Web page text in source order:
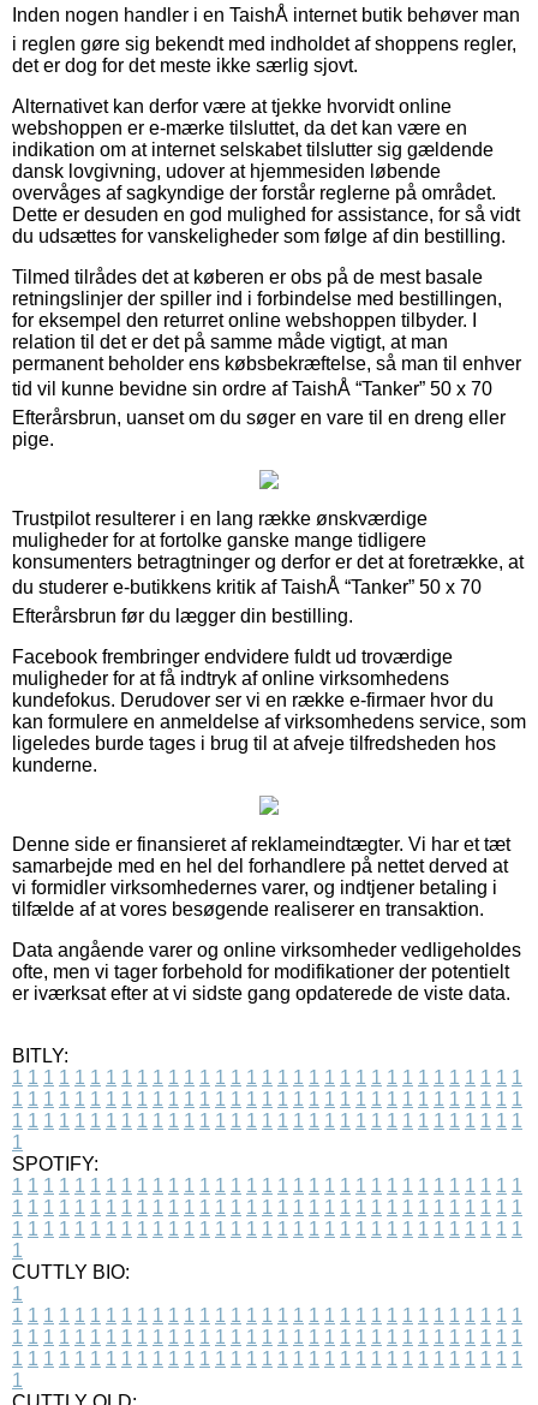
Inden nogen handler i en TaishÅ internet butik behøver man
i reglen gøre sig bekendt med indholdet af shoppens regler,
det er dog for det meste ikke særlig sjovt.
Alternativet kan derfor være at tjekke hvorvidt online
webshoppen er e-mærke tilsluttet, da det kan være en
indikation om at internet selskabet tilslutter sig gældende
dansk lovgivning, udover at hjemmesiden løbende
overvåges af sagkyndige der forstår reglerne på området.
Dette er desuden en god mulighed for assistance, for så vidt
du udsættes for vanskeligheder som følge af din bestilling.
Tilmed tilrådes det at køberen er obs på de mest basale
retningslinjer der spiller ind i forbindelse med bestillingen,
for eksempel den returret online webshoppen tilbyder. I
relation til det er det på samme måde vigtigt, at man
permanent beholder ens købsbekræftelse, så man til enhver
tid vil kunne bevidne sin ordre af TaishÅ “Tanker” 50 x 70
Efterårsbrun, uanset om du søger en vare til en dreng eller
pige.
Trustpilot resulterer i en lang række ønskværdige
muligheder for at fortolke ganske mange tidligere
konsumenters betragtninger og derfor er det at foretrække, at
du studerer e-butikkens kritik af TaishÅ “Tanker” 50 x 70
Efterårsbrun før du lægger din bestilling.
Facebook frembringer endvidere fuldt ud troværdige
muligheder for at få indtryk af online virksomhedens
kundefokus. Derudover ser vi en række e-firmaer hvor du
kan formulere en anmeldelse af virksomhedens service, som
ligeledes burde tages i brug til at afveje tilfredsheden hos
kunderne.
Denne side er finansieret af reklameindtægter. Vi har et tæt
samarbejde med en hel del forhandlere på nettet derved at
vi formidler virksomhedernes varer, og indtjener betaling i
tilfælde af at vores besøgende realiserer en transaktion.
Data angående varer og online virksomheder vedligeholdes
ofte, men vi tager forbehold for modifikationer der potentielt
er iværksat efter at vi sidste gang opdaterede de viste data.
BITLY:
1 1 1 1 1 1 1 1 1 1 1 1 1 1 1 1 1 1 1 1 1 1 1 1 1 1 1 1 1 1 1 1 1
1 1 1 1 1 1 1 1 1 1 1 1 1 1 1 1 1 1 1 1 1 1 1 1 1 1 1 1 1 1 1 1 1
1 1 1 1 1 1 1 1 1 1 1 1 1 1 1 1 1 1 1 1 1 1 1 1 1 1 1 1 1 1 1 1 1
1
SPOTIFY:
1 1 1 1 1 1 1 1 1 1 1 1 1 1 1 1 1 1 1 1 1 1 1 1 1 1 1 1 1 1 1 1 1
1 1 1 1 1 1 1 1 1 1 1 1 1 1 1 1 1 1 1 1 1 1 1 1 1 1 1 1 1 1 1 1 1
1 1 1 1 1 1 1 1 1 1 1 1 1 1 1 1 1 1 1 1 1 1 1 1 1 1 1 1 1 1 1 1 1
1
CUTTLY BIO:
1
1 1 1 1 1 1 1 1 1 1 1 1 1 1 1 1 1 1 1 1 1 1 1 1 1 1 1 1 1 1 1 1 1
1 1 1 1 1 1 1 1 1 1 1 1 1 1 1 1 1 1 1 1 1 1 1 1 1 1 1 1 1 1 1 1 1
1 1 1 1 1 1 1 1 1 1 1 1 1 1 1 1 1 1 1 1 1 1 1 1 1 1 1 1 1 1 1 1 1
1